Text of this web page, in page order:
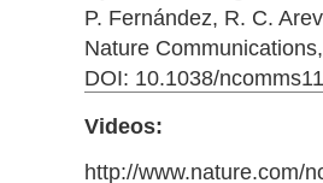
P. Fernández, R. C.
Nature
DOI: 10.1038/
Videos:
http://www.nature.com/